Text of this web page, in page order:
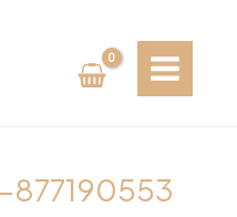
MENU